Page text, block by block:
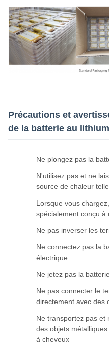
Précautions et
de la batterie au lithium
Ne plongez pas la
N'utilisez pas et ne
source de chaleur
Lorsque vous
spécialement conçu à
Ne pas inverser les
Ne connectez pas la
électrique
Ne jetez pas la
Ne pas connecter le
directement avec des
Ne transportez pas et
des objets
à cheveux